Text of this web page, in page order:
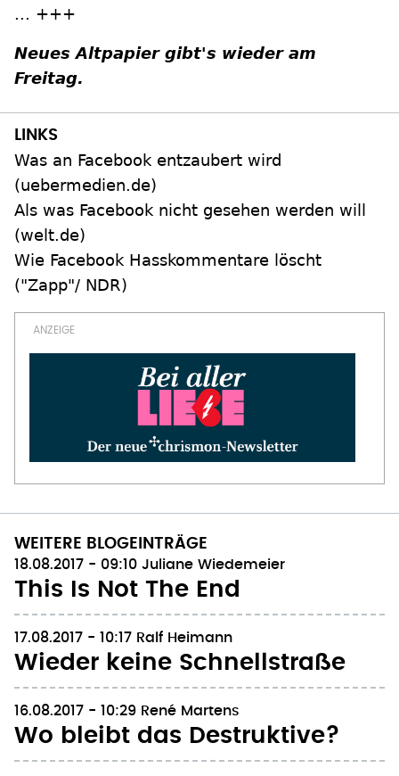
... +++
Neues Altpapier gibt's wieder am
Freitag.
Was an Facebook entzaubert wird
(uebermedien.de)
Als was Facebook nicht gesehen werden will
(welt.de)
Wie Facebook Hasskommentare löscht
("Zapp"/ NDR)
WEITERE BLOGEINTRÄGE
18.08.2017 - 09:10 Juliane Wiedemeier
This Is Not The End
17.08.2017 - 10:17 Ralf Heimann
Wieder keine Schnellstraße
16.08.2017 - 10:29 René Martens
Wo bleibt das Destruktive?